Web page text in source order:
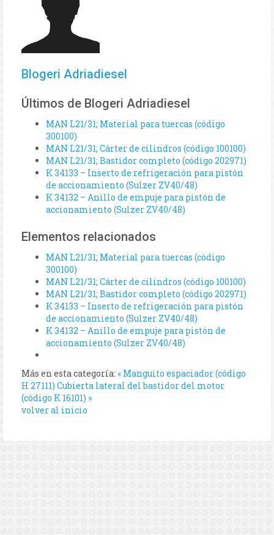
Blogeri Adriadiesel
Últimos de Blogeri Adriadiesel
MAN L21/31; Material para tuercas (código
300100)
MAN L21/31; Cárter de cilindros (código 100100)
MAN L21/31; Bastidor completo (código 202971)
K 34133 – Inserto de refrigeración para pistón
de accionamiento (Sulzer ZV40/48)
K 34132 – Anillo de empuje para pistón de
accionamiento (Sulzer ZV40/48)
Elementos relacionados
MAN L21/31; Material para tuercas (código
300100)
MAN L21/31; Cárter de cilindros (código 100100)
MAN L21/31; Bastidor completo (código 202971)
K 34133 – Inserto de refrigeración para pistón
de accionamiento (Sulzer ZV40/48)
K 34132 – Anillo de empuje para pistón de
accionamiento (Sulzer ZV40/48)
Más en esta categoría: « Manguito espaciador (código
H 27111) Cubierta lateral del bastidor del motor
(código K 16101) »
volver al inicio